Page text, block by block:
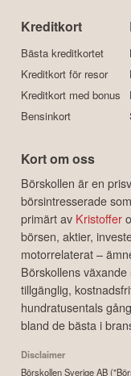
Kreditkort
Bästa kreditkortet
Kreditkort för resor
Kreditkort med bonus
Bensinkort
Kort om oss
Börskollen är en
börsintresserade
primärt av Kristoffer
börsen, aktier,
motorrelaterat –
Börskollens
tillgänglig,
hundratusentals
bland de bästa i
Disclaimer
Börskollen Sverige AB